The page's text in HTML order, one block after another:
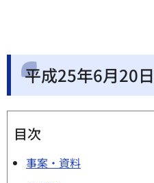
平成25年6月20
目次
事案・資料